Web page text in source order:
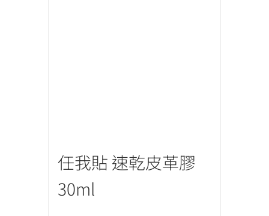
任我貼 速乾皮革膠
30ml